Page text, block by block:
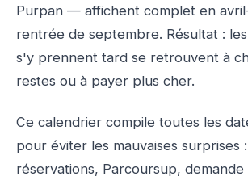
Purpan — affichent complet en
rentrée de septembre. Résultat :
s'y prennent tard se retrouvent à
restes ou à payer plus cher.
Ce calendrier compile toutes les
pour éviter les mauvaises surprises
réservations, Parcoursup, demande